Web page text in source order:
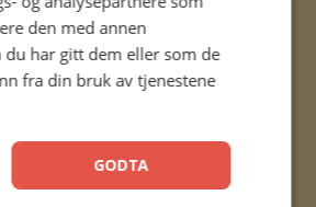
den med annen
har gitt dem eller som de
fra din bruk av tjenestene
GODTA